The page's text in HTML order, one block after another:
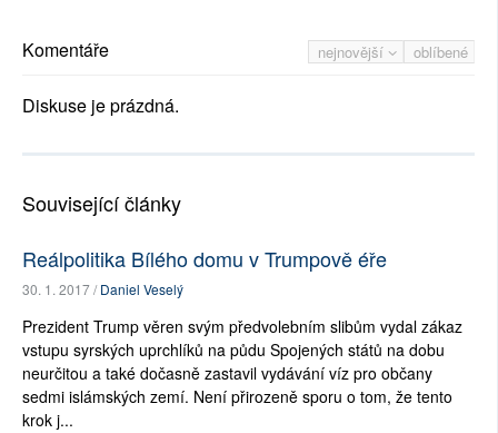
nejnovější oblíbené
Komentáře
Diskuse je prázdná.
Související články
Reálpolitika Bílého domu v Trumpově éře
30. 1. 2017 /Daniel Veselý
Prezident Trump věren svým předvolebním slibům vydal zákaz
vstupu syrských uprchlíků na půdu Spojených států na dobu
neurčitou a také dočasně zastavil vydávání víz pro občany
sedmi islámských zemí. Není přirozeně sporu o tom, že tento
krok j...